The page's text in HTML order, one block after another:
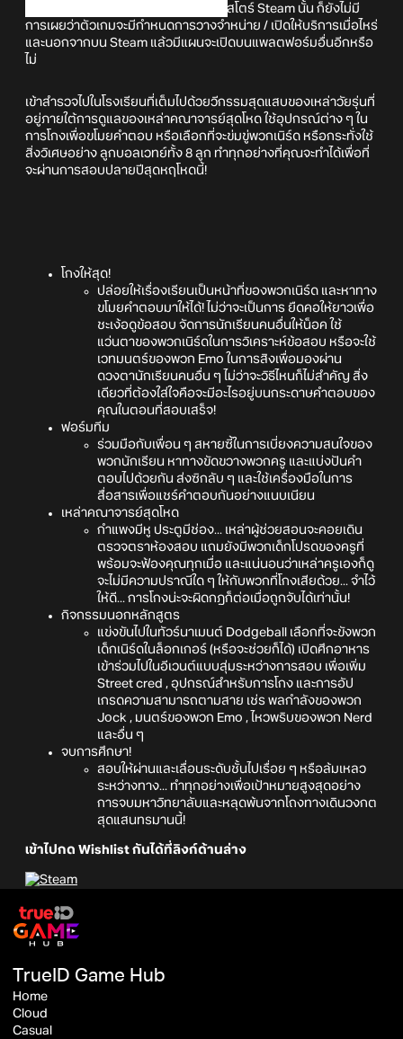
ทั้งนี้นอกจากข้อมูลของตัวเกมและหน้าสโตร์ Steam นั้น ก็ยังไม่มี
การเผยว่าตัวเกมจะมีกำหนดการวางจำหน่าย / เปิดให้บริการเมื่อไหร่
และนอกจากบน Steam แล้วมีแผนจะเปิดบนแพลตฟอร์มอื่นอีกหรือ
ไม่
เข้าสำรวจไปในโรงเรียนที่เต็มไปด้วยวีกรรมสุดแสบของเหล่าวัยรุ่นที่
อยู่ภายใต้การดูแลของเหล่าคณาจารย์สุดโหด ใช้อุปกรณ์ต่าง ๆ ใน
การโกงเพื่อขโมยคำตอบ หรือเลือกที่จะข่มขู่พวกเนิร์ด หรือกระทั่งใช้
สิ่งวิเศษอย่าง ลูกบอลเวทย์ทั้ง 8 ลูก ทำทุกอย่างที่คุณจะทำได้เพื่อที่
จะผ่านการสอบปลายปีสุดหฤโหดนี้!
โกงให้สุด!
ปล่อยให้เรื่องเรียนเป็นหน้าที่ของพวกเนิร์ด และหาทาง
ขโมยคำตอบมาให้ได้! ไม่ว่าจะเป็นการ ยืดคอให้ยาวเพื่อ
ชะเง้อดูข้อสอบ จัดการนักเรียนคนอื่นให้น็อค ใช้
แว่นตาของพวกเนิร์ดในการวิเคราะห์ข้อสอบ หรือจะใช้
เวทมนตร์ของพวก Emo ในการสิงเพื่อมองผ่าน
ดวงตานักเรียนคนอื่น ๆ ไม่ว่าจะวิธีไหนก็ไม่สำคัญ สิ่ง
เดียวที่ต้องใส่ใจคือจะมีอะไรอยู่บนกระดาษคำตอบของ
คุณในตอนที่สอบเสร็จ!
ฟอร์มทีม
ร่วมมือกับเพื่อน ๆ สหายซี้ในการเบี่ยงความสนใจของ
พวกนักเรียน หาทางขัดขวางพวกครู และแบ่งปันคำ
ตอบไปด้วยกัน ส่งซิกลับ ๆ และใช้เครื่องมือในการ
สื่อสารเพื่อแชร์คำตอบกันอย่างแนบเนียน
เหล่าคณาจารย์สุดโหด
กำแพงมีหู ประตูมีช่อง... เหล่าผู้ช่วยสอนจะคอยเดิน
ตรวจตราห้องสอบ แถมยังมีพวกเด็กโปรดของครูที่
พร้อมจะฟ้องคุณทุกเมื่อ และแน่นอนว่าเหล่าครูเองก็ดู
จะไม่มีความปราณีใด ๆ ให้กับพวกที่โกงเสียด้วย... จำไว้
ให้ดี... การโกงน่ะจะผิดกฎก็ต่อเมื่อถูกจับได้เท่านั้น!
กิจกรรมนอกหลักสูตร
แข่งขันไปในทัวร์นาเมนต์ Dodgeball เลือกที่จะขังพวก
เด็กเนิร์ดในล็อกเกอร์ (หรือจะช่วยก็ได้) เปิดศึกอาหาร
เข้าร่วมไปในอีเวนต์แบบสุ่มระหว่างการสอบ เพื่อเพิ่ม
Street cred , อุปกรณ์สำหรับการโกง และการอัป
เกรดความสามารถตามสาย เช่ร พลกำลังของพวก
Jock , มนตร์ของพวก Emo , ไหวพริบของพวก Nerd
และอื่น ๆ
จบการศึกษา!
สอบให้ผ่านและเลื่อนระดับชั้นไปเรื่อย ๆ หรือล้มเหลว
ระหว่างทาง... ทำทุกอย่างเพื่อเป้าหมายสูงสุดอย่าง
การจบมหาวิทยาลับและหลุดพ้นจากโถงทางเดินวงกต
สุดแสนทรมานนี้!
เข้าไปกด Wishlist กันได้ที่ลิงก์ด้านล่าง
TrueID Game Hub
Home
Cloud
Casual